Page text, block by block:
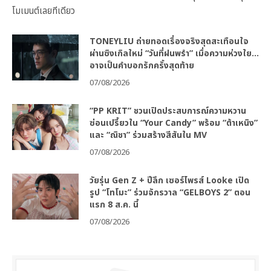
โมเมนต์เลยทีเดียว
TONEYLIU ถ่ายทอดเรื่องจริงสุดสะเทือนใจ
ผ่านซิงเกิลใหม่ “วันที่ฝนพรำ” เมื่อความห่วงใย…
อาจเป็นคำบอกรักครั้งสุดท้าย
07/08/2026
“PP KRIT” ชวนเปิดประสบการณ์ความหวาน
ซ่อนเปรี้ยวใน “Your Candy” พร้อม “ต้าเหนิง”
และ “ณิชา” ร่วมสร้างสีสันใน MV
07/08/2026
วัยรุ่น Gen Z + ปีลึก เซอร์ไพรส์ Looke เปิด
รูป “โทโมะ” ร่วมจักรวาล “GELBOYS 2” ตอน
แรก 8 ส.ค. นี้
07/08/2026